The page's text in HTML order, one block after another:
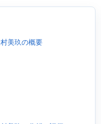
美玖の概要